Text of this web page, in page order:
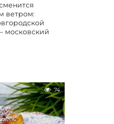
ветром:
московский
74